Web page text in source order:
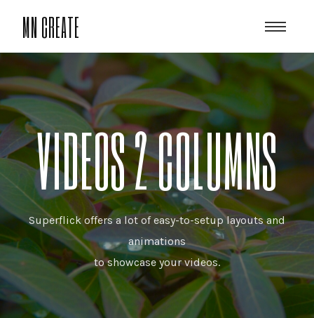
MN CREATE
VIDEOS 2 COLUMNS
Superflick offers a lot of easy-to-setup layouts and
animations
to showcase your videos.